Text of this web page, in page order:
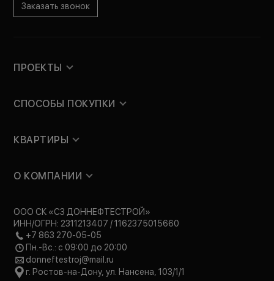
Заказать звонок
ПРОЕКТЫ
СПОСОБЫ ПОКУПКИ
КВАРТИРЫ
О КОМПАНИИ
ООО СК «СЗ ДОННЕФТЕСТРОЙ»
ИНН/ОГРН: 2311213407 / 1162375015660
+7 863 270-05-05
Пн.-Вс.: с 09:00 до 20:00
donneftestroj@mail.ru
г. Ростов-на-Дону, ул. Нансена, 103/1/1